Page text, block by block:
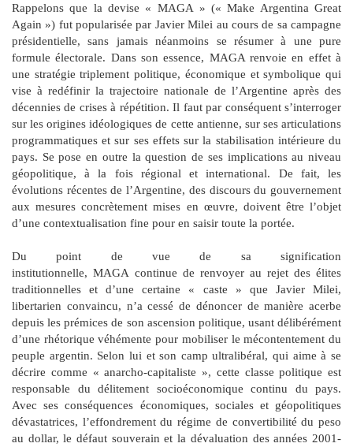
Rappelons que la devise « MAGA » (« Make Argentina Great
Again ») fut popularisée par Javier Milei au cours de sa campagne
présidentielle, sans jamais néanmoins se résumer à une pure
formule électorale. Dans son essence, MAGA renvoie en effet à
une stratégie triplement politique, économique et symbolique qui
vise à redéfinir la trajectoire nationale de l’Argentine après des
décennies de crises à répétition. Il faut par conséquent s’interroger
sur les origines idéologiques de cette antienne, sur ses articulations
programmatiques et sur ses effets sur la stabilisation intérieure du
pays. Se pose en outre la question de ses implications au niveau
géopolitique, à la fois régional et international. De fait, les
évolutions récentes de l’Argentine, des discours du gouvernement
aux mesures concrètement mises en œuvre, doivent être l’objet
d’une contextualisation fine pour en saisir toute la portée.
Du point de vue de sa signification
institutionnelle, MAGA continue de renvoyer au rejet des élites
traditionnelles et d’une certaine « caste » que Javier Milei,
libertarien convaincu, n’a cessé de dénoncer de manière acerbe
depuis les prémices de son ascension politique, usant délibérément
d’une rhétorique véhémente pour mobiliser le mécontentement du
peuple argentin. Selon lui et son camp ultralibéral, qui aime à se
décrire comme « anarcho-capitaliste », cette classe politique est
responsable du délitement socioéconomique continu du pays.
Avec ses conséquences économiques, sociales et géopolitiques
dévastatrices, l’effondrement du régime de convertibilité du peso
au dollar, le défaut souverain et la dévaluation des années 2001-